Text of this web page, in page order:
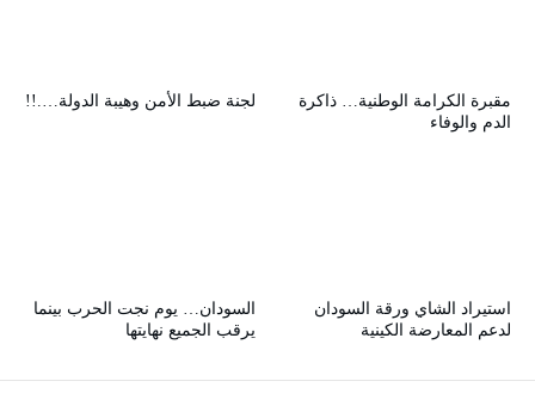
لجنة ضبط الأمن وهيبة الدولة….!!
مقبرة الكرامة الوطنية… ذاكرة
الدم والوفاء
السودان… يوم نجت الحرب بينما
يرقب الجميع نهايتها
استيراد الشاي ورقة السودان
لدعم المعارضة الكينية